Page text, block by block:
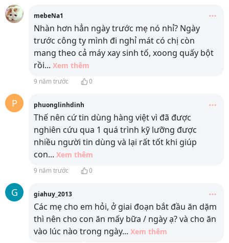
mebeNa1
Nhàn hơn hẳn ngày trước mẹ nó nhỉ? Ngày
trước công ty mình đi nghỉ mát có chị còn
mang theo cả máy xay sinh tố, xoong quấy bột
rồi... Xem thêm
9 năm trước 0
P phuonglinhdinh
Thế nên cứ tin dùng hàng việt vì đã được
nghiên cứu qua 1 quá trình kỹ lưỡng được
nhiều người tin dùng và lại rất tốt khi giúp
con... Xem thêm
9 năm trước 0
G giahuy_2013
Các mẹ cho em hỏi, ở giai đoạn bắt đầu ăn dặm
thì nên cho con ăn mấy bữa / ngày ạ? và cho ăn
vào lúc nào trong ngày... Xem thêm